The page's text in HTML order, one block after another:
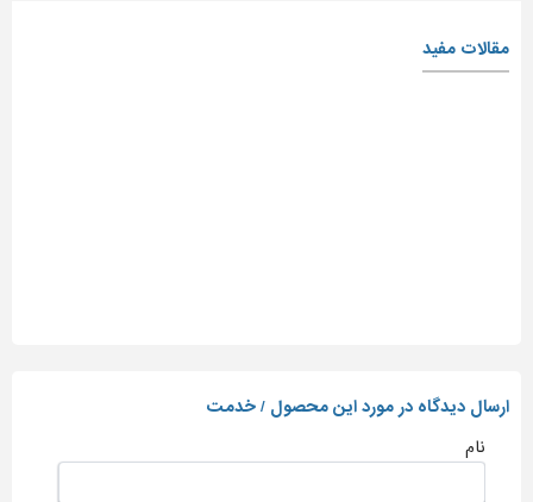
مقالات مفید
ارسال دیدگاه در مورد این محصول / خدمت
نام